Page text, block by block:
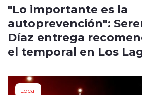
"Lo importante es la
autoprevención":
Díaz entrega
el temporal en Los
Local